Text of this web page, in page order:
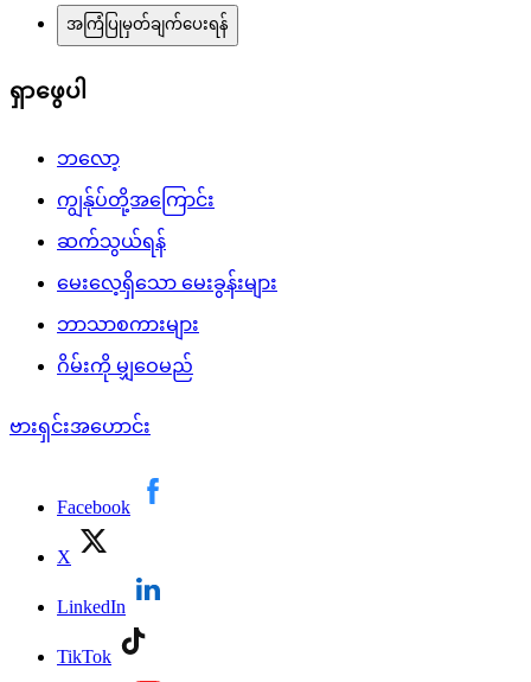
အကြံပြုမှတ်ချက်ပေးရန်
ရှာဖွေပါ
ဘလော့
ကျွန်ုပ်တို့အကြောင်း
ဆက်သွယ်ရန်
မေးလေ့ရှိသော မေးခွန်းများ
ဘာသာစကားများ
ဂိမ်းကို မျှဝေမည်
ဗားရှင်းအဟောင်း
Facebook
X
LinkedIn
TikTok